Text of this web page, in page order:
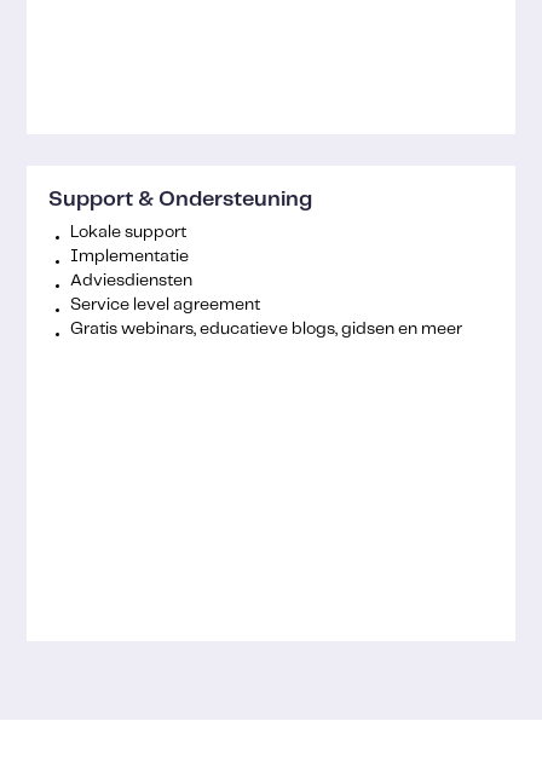
Support & Ondersteuning
Lokale support
Implementatie
Adviesdiensten
Service level agreement
Gratis webinars, educatieve blogs, gidsen en meer